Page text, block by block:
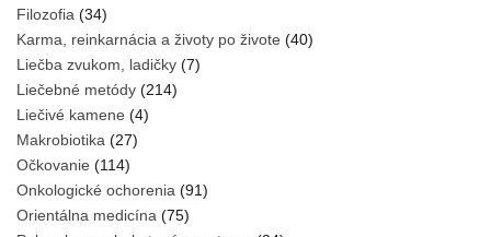
Filozofia (34)
Karma, reinkarnácia a životy po živote (40)
Liečba zvukom, ladičky (7)
Liečebné metódy (214)
Liečivé kamene (4)
Makrobiotika (27)
Očkovanie (114)
Onkologické ochorenia (91)
Orientálna medicína (75)